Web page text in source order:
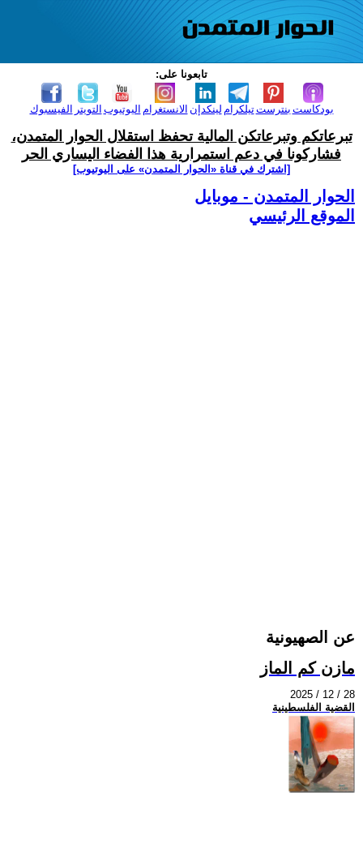
تابعونا على:
الفيسبوك التويتر اليوتيوب الانستغرام لينكدإن تيلكرامبنترست بودكاست
تبرعاتكم وتبرعاتكن المالية تحفظ استقلال الحوار المتمدن،
فشاركونا في دعم استمرارية هذا الفضاء اليساري الحر
[اشترك في قناة ‫«الحوار المتمدن» على اليوتيوب]
الحوار المتمدن - موبايل
الموقع الرئيسي
عن الصهيونية
مازن كم الماز
2025 / 12 / 28
القضية الفلسطينية